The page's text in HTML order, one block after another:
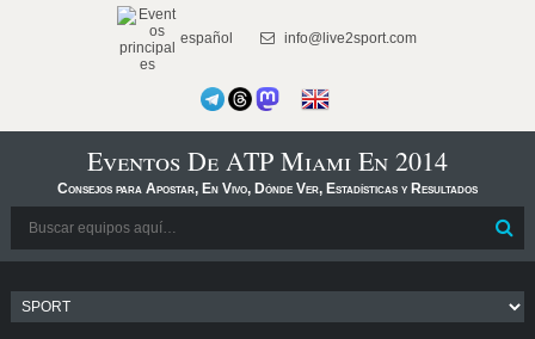
español info@live2sport.com
Eventos De ATP Miami En 2014
Consejos para Apostar, En Vivo, Dónde Ver, Estadísticas y Resultados